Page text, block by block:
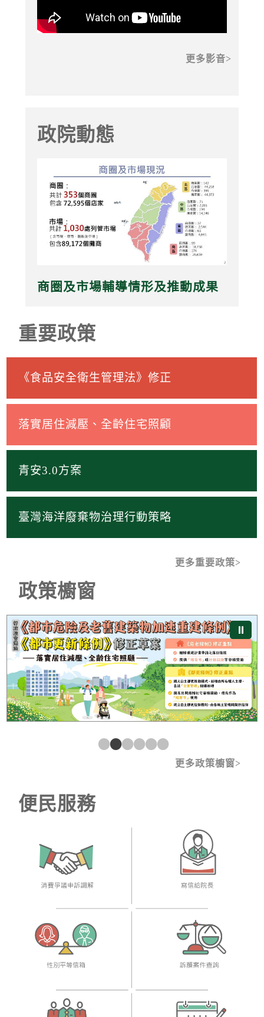
更多影音
政院動態
商圈及市場輔導情形及推動成果
重要政策
《食品安全衛生管理法》修正
落實居住減壓、全齡住宅照顧
青安3.0方案
臺灣海洋廢棄物治理行動策略
更多重要政策
政策櫥窗
⏸
《都市危險及老舊建築物加速重建條例》及《都市更新條
更多政策櫥窗
便民服務